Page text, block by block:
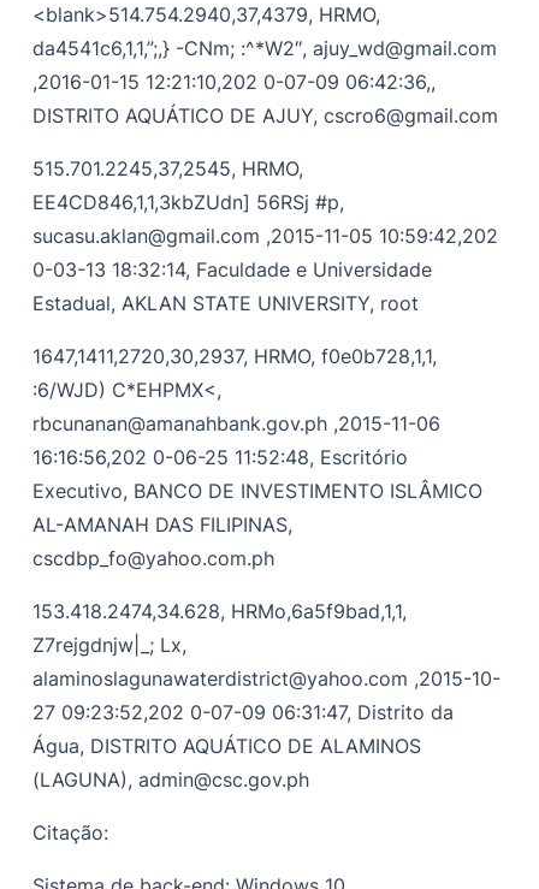
<blank>514.754.2940,37,4379, HRMO,
da4541c6,1,1,”;,} -CNm; :^*W2″,ajuy_wd@gmail.com
,2016-01-15 12:21:10,202 0-07-09 06:42:36,,
DISTRITO AQUÁTICO DE AJUY,cscro6@gmail.com
515.701.2245,37,2545, HRMO,
EE4CD846,1,1,3kbZUdn] 56RSj #p,
sucasu.aklan@gmail.com ,2015-11-05 10:59:42,202
0-03-13 18:32:14, Faculdade e Universidade
Estadual, AKLAN STATE UNIVERSITY, root
1647,1411,2720,30,2937, HRMO, f0e0b728,1,1,
:6/WJD) C*EHPMX<,
rbcunanan@amanahbank.gov.ph ,2015-11-06
16:16:56,202 0-06-25 11:52:48, Escritório
Executivo, BANCO DE INVESTIMENTO ISLÂMICO
AL-AMANAH DAS FILIPINAS,
cscdbp_fo@yahoo.com.ph
153.418.2474,34.628, HRMo,6a5f9bad,1,1,
Z7rejgdnjw|_; Lx,
alaminoslagunawaterdistrict@yahoo.com ,2015-10-
27 09:23:52,202 0-07-09 06:31:47, Distrito da
Água, DISTRITO AQUÁTICO DE ALAMINOS
(LAGUNA),admin@csc.gov.ph
Citação: